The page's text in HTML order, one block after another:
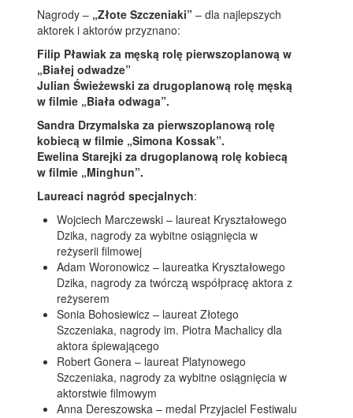
Nagrody – „Złote Szczeniaki” – dla najlepszych
aktorek i aktorów przyznano:
Filip Pławiak za męską rolę pierwszoplanową w
„Białej odwadze”
Julian Świeżewski za drugoplanową rolę męską
w filmie „Biała odwaga”.
Sandra Drzymalska za pierwszoplanową rolę
kobiecą w filmie „Simona Kossak”.
Ewelina Starejki za drugoplanową rolę kobiecą
w filmie „Minghun”.
Laureaci nagród specjalnych:
Wojciech Marczewski – laureat Kryształowego
Dzika, nagrody za wybitne osiągnięcia w
reżyserii filmowej
Adam Woronowicz – laureatka Kryształowego
Dzika, nagrody za twórczą współpracę aktora z
reżyserem
Sonia Bohosiewicz – laureat Złotego
Szczeniaka, nagrody im. Piotra Machalicy dla
aktora śpiewającego
Robert Gonera – laureat Platynowego
Szczeniaka, nagrody za wybitne osiągnięcia w
aktorstwie filmowym
Anna Dereszowska – medal Przyjaciel Festiwalu